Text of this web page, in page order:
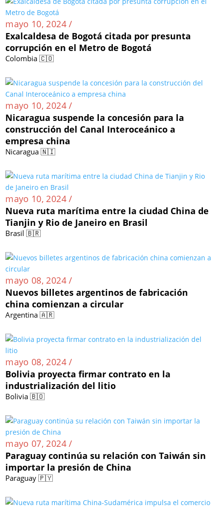
mayo 10, 2024 /
Exalcaldesa de Bogotá citada por presunta
corrupción en el Metro de Bogotá
Colombia 🇨🇴
mayo 10, 2024 /
Nicaragua suspende la concesión para la
construcción del Canal Interoceánico a
empresa china
Nicaragua 🇳🇮
mayo 10, 2024 /
Nueva ruta marítima entre la ciudad China de
Tianjin y Rio de Janeiro en Brasil
Brasil 🇧🇷
mayo 08, 2024 /
Nuevos billetes argentinos de fabricación
china comienzan a circular
Argentina 🇦🇷
mayo 08, 2024 /
Bolivia proyecta firmar contrato en la
industrialización del litio
Bolivia 🇧🇴
mayo 07, 2024 /
Paraguay continúa su relación con Taiwán sin
importar la presión de China
Paraguay 🇵🇾